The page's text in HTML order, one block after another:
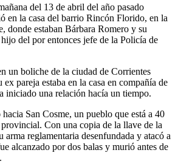
del 13 de abril del año pasado
en la casa del barrio Rincón Florido, en la
donde estaban Bárbara Romero y su
del por entonces jefe de la Policía de
un boliche de la ciudad de Corrientes
ex pareja estaba en la casa en compañía de
iniciado una relación hacía un tiempo.
San Cosme, un pueblo que está a 40
Con una copia de la llave de la
arma reglamentaria desenfundada y atacó a
alcanzado por dos balas y murió antes de